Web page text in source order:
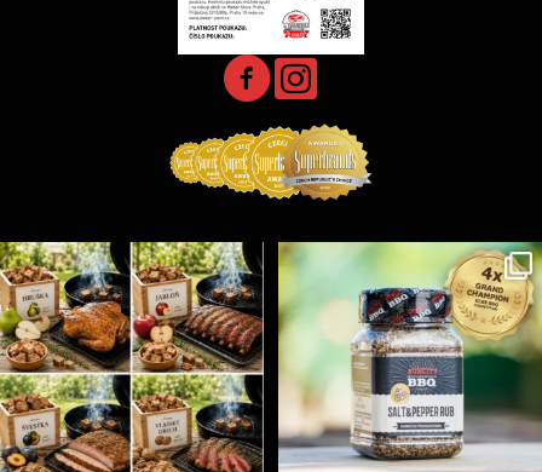
Udící špalíky - BORN TO SMOKE - různé druhy k...
5 0
Koření Suncity – autentická BBQ chuť u vás doma!...
1 0